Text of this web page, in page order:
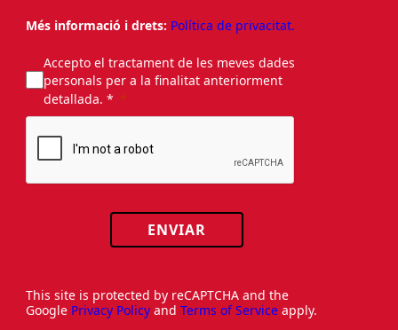
Més informació i drets: Política de privacitat.
Accepto el tractament de les meves dades
personals per a la finalitat anteriorment
detallada. *
ENVIAR
This site is protected by reCAPTCHA and the
Google Privacy Policy and Terms of Service apply.